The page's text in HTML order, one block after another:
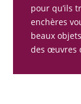
pour qu’ils
enchères
beaux
des œuvres